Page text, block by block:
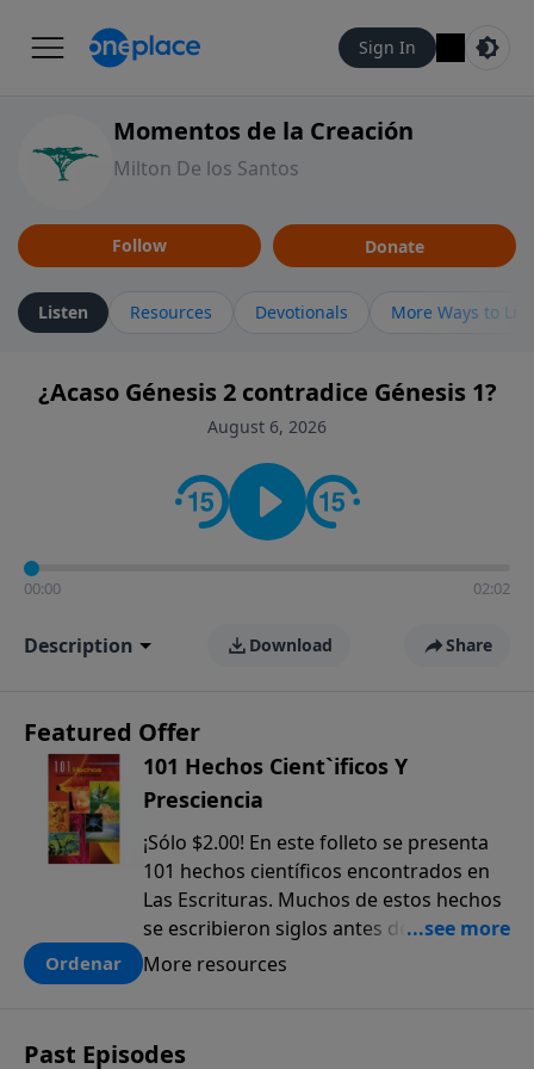
Sign In
Momentos de la Creación
Milton De los Santos
Follow Donate
Listen Resources Devotionals More Ways to
¿Acaso Génesis 2 contradice Génesis 1?
August 6, 2026
00:00 02:02
Description Download Share
Featured Offer
101 Hechos Cient`ificos Y
Presciencia
¡Sólo $2.00! En este folleto se presenta
101 hechos científicos encontrados en
Las Escrituras. Muchos de estos hechos
se escribieron siglos antes de que
fueran descubiertos. El anticipado
más a la prueba colectiva de que la
Ordenar More resources
Past Episodes